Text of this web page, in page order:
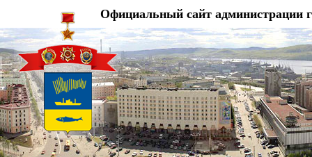
Официальный сайт администрации